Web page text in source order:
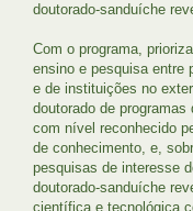
doutorado-sanduíche
Com o programa,
ensino e pesquisa entre
e de instituições no
doutorado de
com nível reconhecido
de conhecimento, e,
pesquisas de interesse
doutorado-sanduíche
científica e tecnológica